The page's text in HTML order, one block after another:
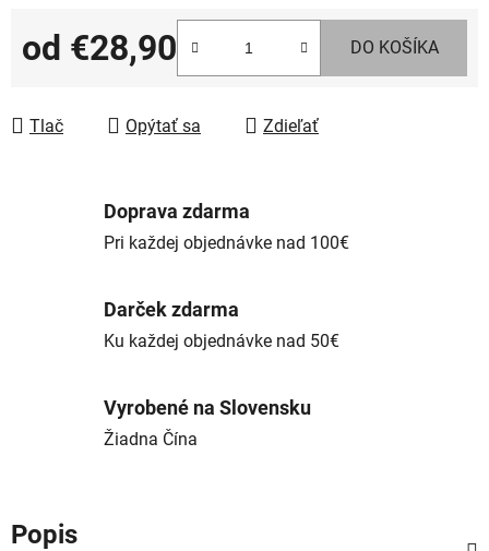
od €28,90 DO KOŠÍKA
Tlač Opýtať sa Zdieľať
Doprava zdarma
Pri každej objednávke nad 100€
Darček zdarma
Ku každej objednávke nad 50€
Vyrobené na Slovensku
Žiadna Čína
Popis